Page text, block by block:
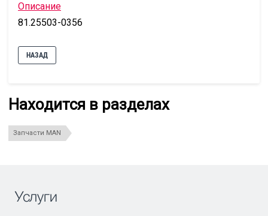
Описание
81.25503-0356
НАЗАД
Находится в разделах
Запчасти MAN
Услуги